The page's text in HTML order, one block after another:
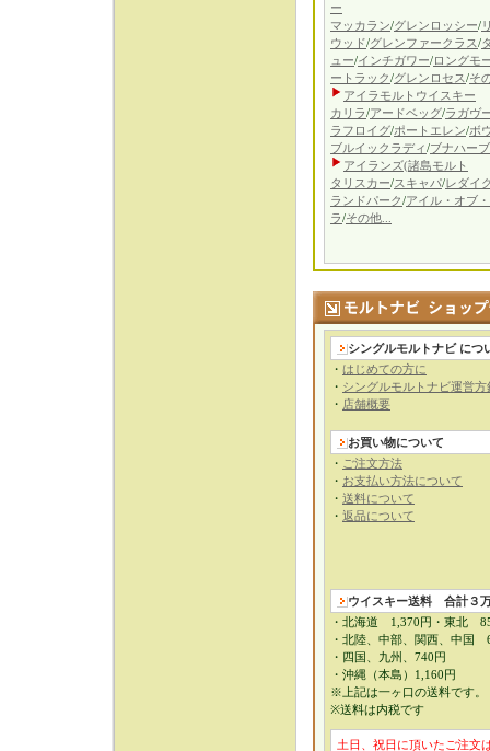
ー
マッカラン/グレンロッシー/
ウッド/グレンファークラス/
ュー/インチガワー/ロングモ
ートラック/グレンロセス/そ
アイラモルトウイスキー
カリラ/アードベッグ/ラガヴ
ラフロイグ/ポートエレン/ボ
ブルイックラディ/ブナハー
アイランズ(諸島モルト
タリスカー/スキャパ/レダイ
ランドパーク/アイル・オブ
ラ/その他...
シングルモルトナビ につ
・ はじめての方に
・ シングルモルトナビ運営方
・ 店舗概要
お買い物について
・ ご注文方法
・ お支払い方法について
・ 送料について
・ 返品について
ウイスキー送料 合計３
・北海道 1,370円・東北
・北陸、中部、関西、中国
・四国、九州、740円
・沖縄（本島）1,160円
※上記は一ヶ口の送料です。
※送料は内税です
土日、祝日に頂いたご注文